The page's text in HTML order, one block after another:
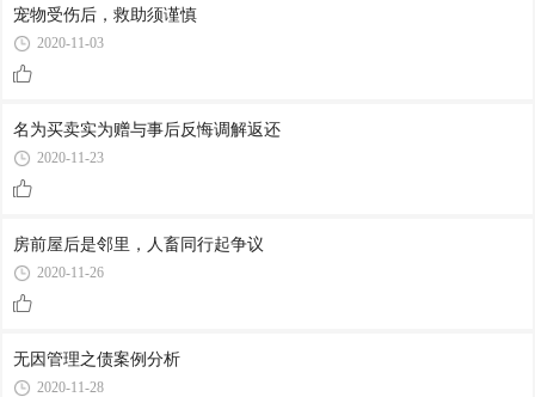
宠物受伤后，救助须谨慎
2020-11-03
名为买卖实为赠与事后反悔调解返还
2020-11-23
房前屋后是邻里，人畜同行起争议
2020-11-26
无因管理之债案例分析
2020-11-28